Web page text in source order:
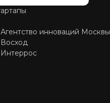
инноваций Москвы